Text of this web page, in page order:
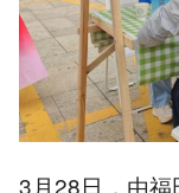
3月28日，由